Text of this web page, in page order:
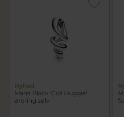
Nyhed
Maria Black 'Coil Huggie'
ørering sølv